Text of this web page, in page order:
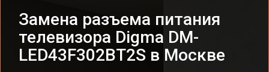
Замена разъема питания
телевизора Digma DM-
LED43F302BT2S в Москве